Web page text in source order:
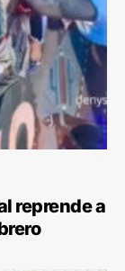
reprende a